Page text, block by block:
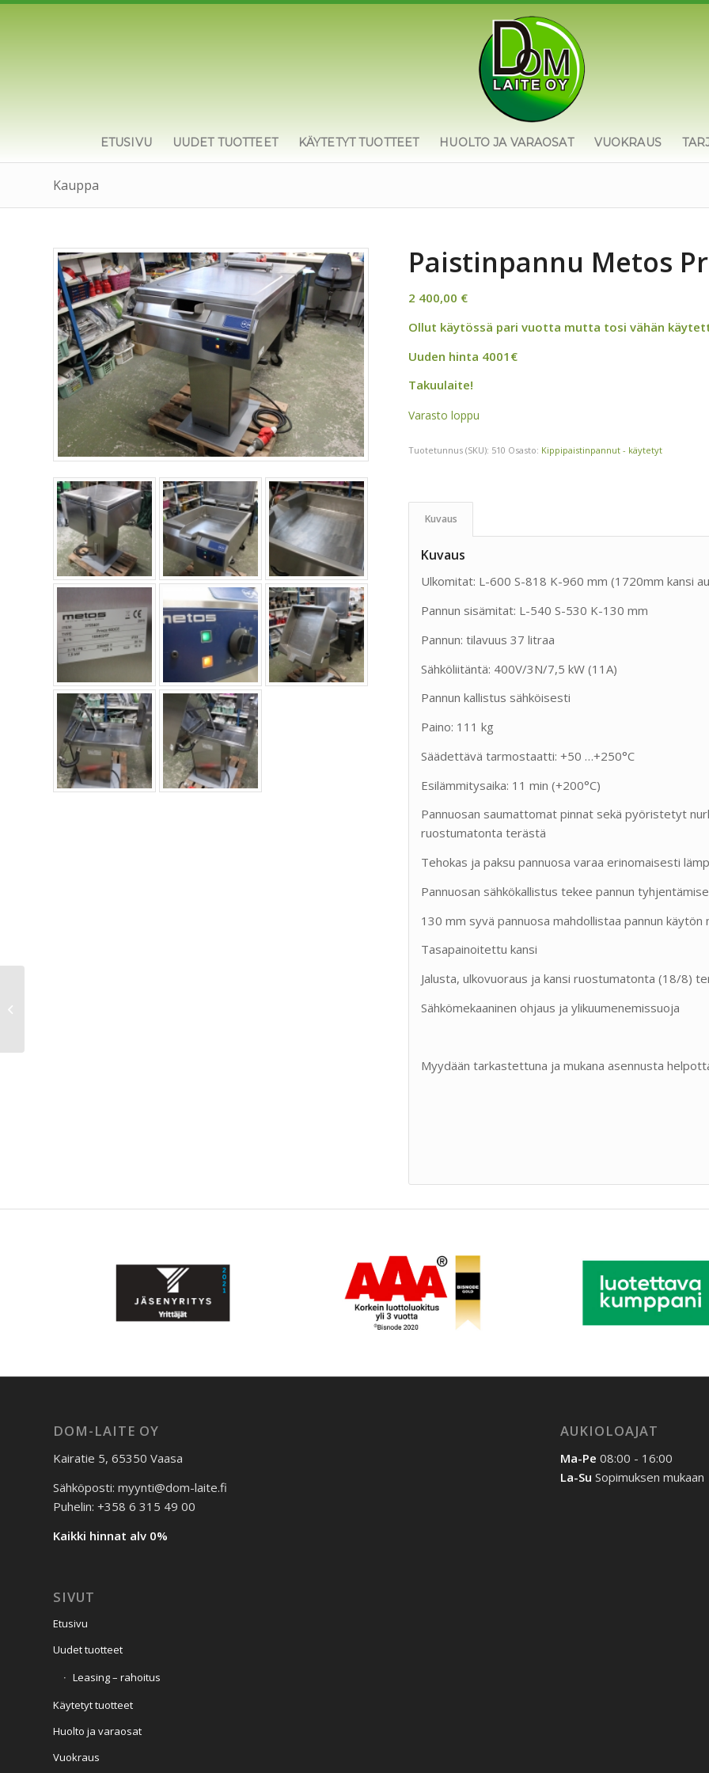
ETUSIVU UUDET TUOTTEET KÄYTETYT TUOTTEET HUOLTO JA VARAOSAT VUOKRAUS
Kauppa
Paistinpannu Metos
2 400,00 €
Ollut käytössä pari vuotta mutta tosi vähän
Uuden hinta 4001€
Takuulaite!
Varasto loppu
Tuotetunnus (SKU): 510 Osasto: Kippipaistinpannut - käytetyt
Kuvaus
Kuvaus
Ulkomitat: L-600 S-818 K-960 mm (1720mm kansi
Pannun sisämitat: L-540 S-530 K-130 mm
Pannun: tilavuus 37 litraa
Sähköliitäntä: 400V/3N/7,5 kW (11A)
Pannun kallistus sähköisesti
Paino: 111 kg
Säädettävä tarmostaatti: +50 …+250°C
Esilämmitysaika: 11 min (+200°C)
Pannuosan saumattomat pinnat sekä pyöristetyt
ruostumatonta terästä
Tehokas ja paksu pannuosa varaa erinomaisesti
Pannuosan sähkökallistus tekee pannun
130 mm syvä pannuosa mahdollistaa pannun
Tasapainoitettu kansi
Jalusta, ulkovuoraus ja kansi ruostumatonta (18/8)
Sähkömekaaninen ohjaus ja ylikuumenemissuoja
Myydään tarkastettuna ja mukana asennusta
DOM-LAITE OY
Kairatie 5, 65350 Vaasa
Sähköposti: myynti@dom-laite.fi
Puhelin: +358 6 315 49 00
Kaikki hinnat alv 0%
SIVUT
Etusivu
Uudet tuotteet
Leasing – rahoitus
Käytetyt tuotteet
Huolto ja varaosat
Vuokraus
AUKIOLOAJAT
Ma-Pe 08:00 - 16:00
La-Su Sopimuksen mukaan